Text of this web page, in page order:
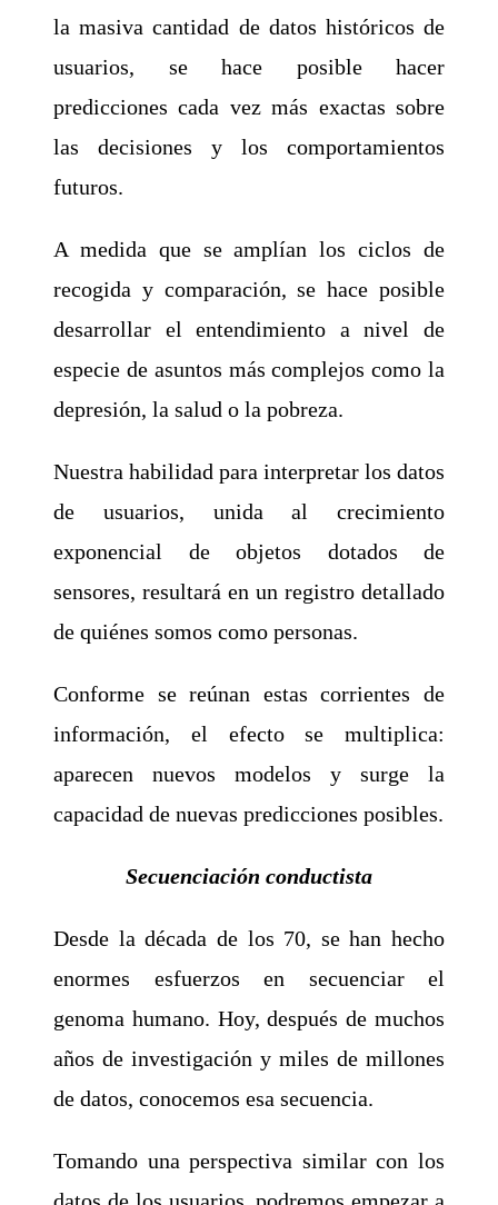
la masiva cantidad de datos históricos de
usuarios, se hace posible hacer
predicciones cada vez más exactas sobre
las decisiones y los comportamientos
futuros.
A medida que se amplían los ciclos de
recogida y comparación, se hace posible
desarrollar el entendimiento a nivel de
especie de asuntos más complejos como la
depresión, la salud o la pobreza.
Nuestra habilidad para interpretar los datos
de usuarios, unida al crecimiento
exponencial de objetos dotados de
sensores, resultará en un registro detallado
de quiénes somos como personas.
Conforme se reúnan estas corrientes de
información, el efecto se multiplica:
aparecen nuevos modelos y surge la
capacidad de nuevas predicciones posibles.
Secuenciación conductista
Desde la década de los 70, se han hecho
enormes esfuerzos en secuenciar el
genoma humano. Hoy, después de muchos
años de investigación y miles de millones
de datos, conocemos esa secuencia.
Tomando una perspectiva similar con los
datos de los usuarios, podremos empezar a